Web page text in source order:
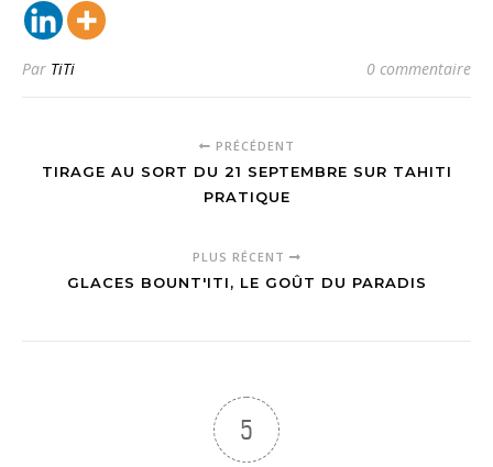
Par TiTi 0 commentaire
PRÉCÉDENT
TIRAGE AU SORT DU 21 SEPTEMBRE SUR TAHITI
PRATIQUE
PLUS RÉCENT
GLACES BOUNT'ITI, LE GOÛT DU PARADIS
5